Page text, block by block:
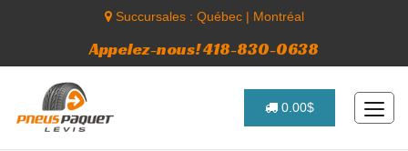
Succursales : Québec| Montréal
Appelez-nous! 418-830-0638
0.00$